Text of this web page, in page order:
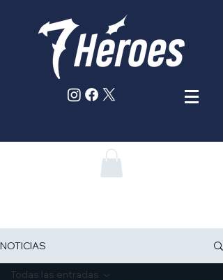
NOTICIAS
Todas las entradas